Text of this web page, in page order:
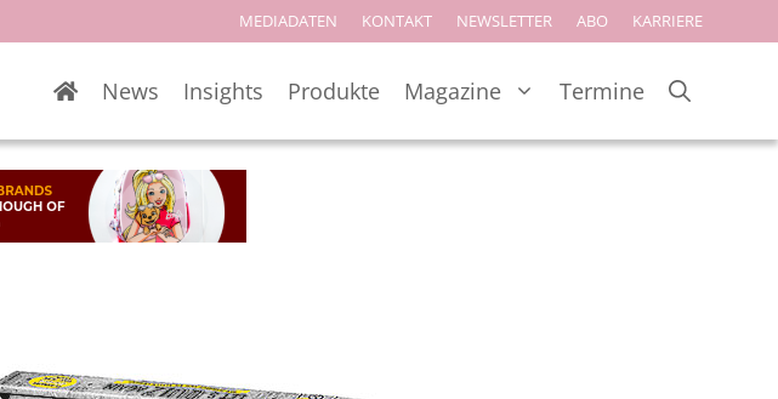
MEDIADATEN KONTAKT NEWSLETTER ABO KARRIERE
News Insights Produkte Magazine Termine